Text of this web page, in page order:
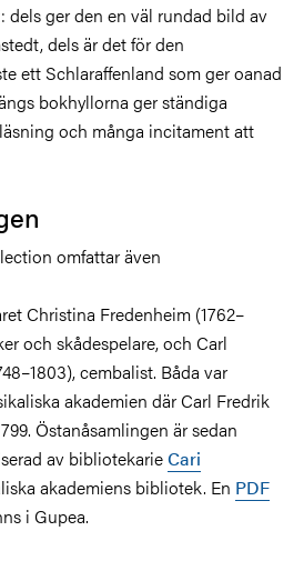
dels ger den en väl rundad bild av
dels är det för den
ett Schlaraffenland som ger oanad
bokhyllorna ger ständiga
och många incitament att
omfattar även
Christina Fredenheim (1762–
och skådespelare, och Carl
cembalist. Båda var
akademien där Carl Fredrik
Östanåsamlingen är sedan
av bibliotekarieCari
akademiens bibliotek. En PDF
i Gupea.